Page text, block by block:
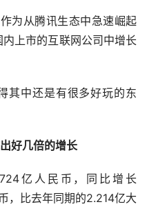
为从腾讯生态中急速崛起
上市的互联网公司中增长
其中还是有很多好玩的东
好几倍的增长
亿人民币，同比增长
，比去年同期的2.214亿大